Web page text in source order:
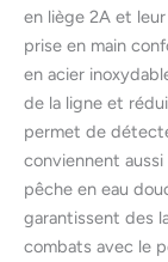
en liège 2A et
prise en main
en acier
de la ligne et
permet de
conviennent aussi
pêche en eau
garantissent des
combats avec le